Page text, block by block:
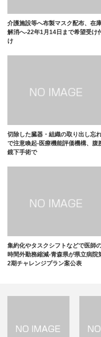
介護施設等へ布製マスク配布、在
解消へ-22年1月14日まで希望受け
け
切除した臓器・組織の取り出し忘
で注意喚起-医療機能評価機構、腹
鏡下手術で
集約化やタスクシフトなどで医師
時間外勤務縮減-青森県が県立病院
2期チャレンジプラン案公表